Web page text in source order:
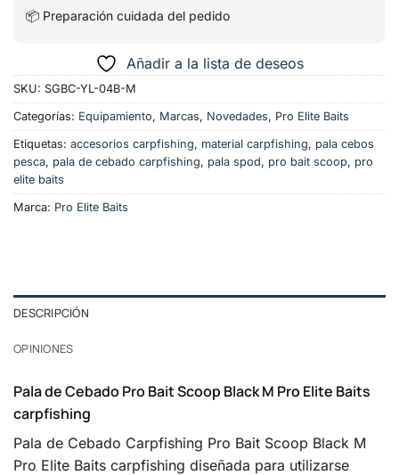
📦 Preparación cuidada del pedido
Añadir a la lista de deseos
SKU: SGBC-YL-04B-M
Categorías: Equipamiento, Marcas, Novedades, Pro Elite Baits
Etiquetas: accesorios carpfishing, material carpfishing, pala cebos
pesca, pala de cebado carpfishing, pala spod, pro bait scoop, pro
elite baits
Marca: Pro Elite Baits
DESCRIPCIÓN
OPINIONES
Pala de Cebado Pro Bait Scoop Black M Pro Elite Baits
carpfishing
Pala de Cebado Carpfishing Pro Bait Scoop Black M
Pro Elite Baits carpfishing diseñada para utilizarse